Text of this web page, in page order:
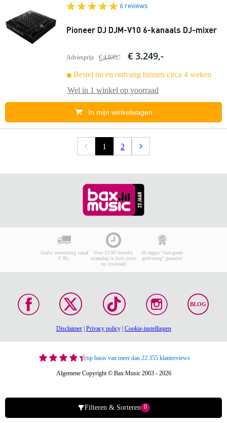
6 reviews
Pioneer DJ DJM-V10 6-kanaals DJ-mixer
Adviesprijs € 4.035,- € 3.249,-
Bestel nu en ontvang binnen circa 4 weken
Wel in 1 winkel op voorraad
In mijn winkelwagen
1 2
Filteren & Sorteren 0
Gratis verzending vanaf
€ 99,-
Voor 23:00 besteld,
maandag in huis (mits
op voorraad)
30 dagen "niet-goed-
geld-terug" garantie!
BLOG
Disclaimer| Privacy policy| Cookie-instellingen
op basis van meer dan 22.355 klantreviews
Algemene Copyright © Bax Music 2003 - 2026